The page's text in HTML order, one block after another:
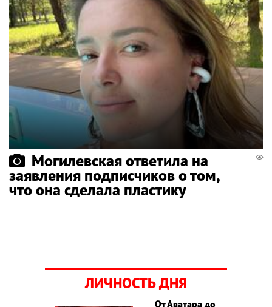
Могилевская ответила на
заявления подписчиков о том,
что она сделала пластику
ЛИЧНОСТЬ ДНЯ
От Аватара до